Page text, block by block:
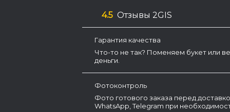
4.5 Отзывы 2GIS
Гарантия качества
Что-то не так? Поменяем букет или
деньги.
Фотоконтроль
Фото готового заказа перед
WhatsApp, Telegram при